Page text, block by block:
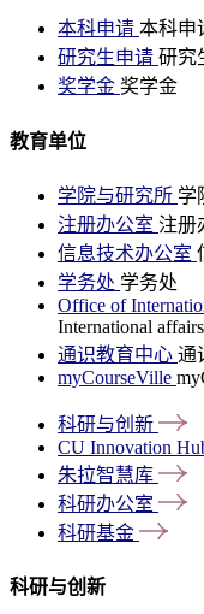
本科申请 本科申
研究生申请 研究
奖学金 奖学金
教育单位
学院与研究所 学
注册办公室 注册
信息技术办公室
学务处 学务处
Office of
International
通识教育中心 通
myCourseVille
科研与创新
CU Innovation
朱拉智慧库
科研办公室
科研基金
科研与创新